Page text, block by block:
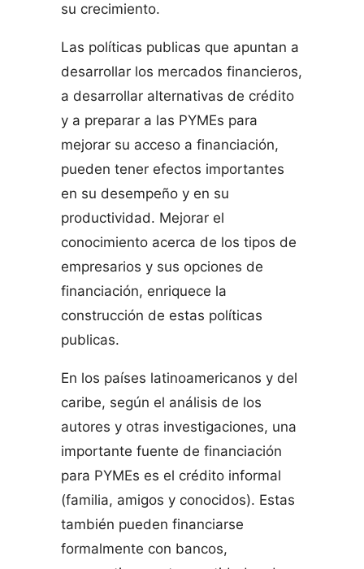
su crecimiento.
Las políticas publicas que apuntan a
desarrollar los mercados financieros,
a desarrollar alternativas de crédito
y a preparar a las PYMEs para
mejorar su acceso a financiación,
pueden tener efectos importantes
en su desempeño y en su
productividad. Mejorar el
conocimiento acerca de los tipos de
empresarios y sus opciones de
financiación, enriquece la
construcción de estas políticas
publicas.
En los países latinoamericanos y del
caribe, según el análisis de los
autores y otras investigaciones, una
importante fuente de financiación
para PYMEs es el crédito informal
(familia, amigos y conocidos). Estas
también pueden financiarse
formalmente con bancos,